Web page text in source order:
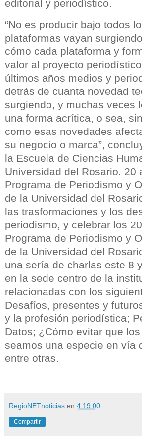
editorial y periodístico.
“No es producir bajo todos
plataformas vayan
cómo cada plataforma y
valor al proyecto
últimos años medios y
detrás de cuanta novedad
surgiendo, y muchas veces
una forma acrítica, o sea,
como esas novedades
su negocio o marca”,
la Escuela de Ciencias
Universidad del Rosario. 20
Programa de Periodismo y
de la Universidad del
las trasformaciones y los
periodismo, y celebrar los
Programa de Periodismo y
de la Universidad del
una sería de charlas este 8
en la sede centro de la
relacionadas con los
Desafíos, presentes y
y la profesión periodística;
Datos; ¿Cómo evitar que
seamos una especie en vía
entre otras.
RegioNETnoticias en 4:19:00
Compartir